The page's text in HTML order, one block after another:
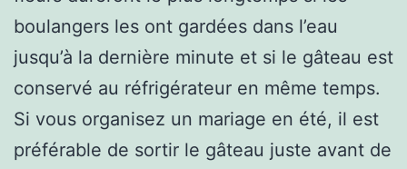
boulangers les ont gardées dans l’eau
jusqu’à la dernière minute et si le gâteau est
conservé au réfrigérateur en même temps.
Si vous organisez un mariage en été, il est
préférable de sortir le gâteau juste avant de